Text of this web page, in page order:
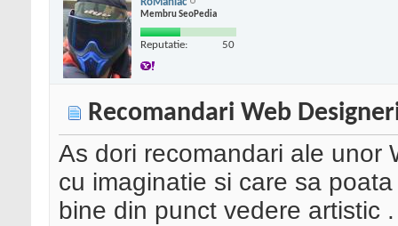
Membru SeoPedia
Reputatie: 50
Recomandari Web
As dori recomandari ale unor
cu imaginatie si care sa
bine din punct vedere artistic .